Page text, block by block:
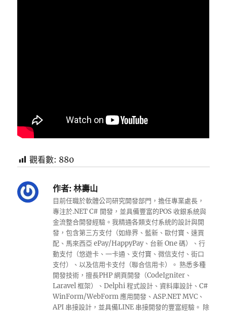
觀看數: 880
作者: 林壽山
目前任職於軟體公司研究開發部門，擔任專業處長，
專注於.NET C# 開發，並具備豐富的POS 收銀系統與
金流整合開發經驗。我精通各類支付系統的設計與開
發，包含第三方支付（如綠界、藍新、歐付寶、速買
配、馬來西亞 ePay/HappyPay、台新 One 碼）、行
動支付（悠遊卡、一卡通、支付寶、微信支付、街口
支付）、以及信用卡支付（聯合信用卡）。 熟悉多種
開發技術，擅長PHP 網頁開發（CodeIgniter、
Laravel 框架）、Delphi 程式設計、資料庫設計、C#
WinForm/WebForm 應用開發、ASP.NET MVC、
API 串接設計，並具備LINE 串接開發的豐富經驗。 除